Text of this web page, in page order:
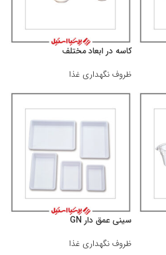
کاسه در ابعاد مختلف
ظروف نگهداری غذا
سینی عمق دار GN
ظروف نگهداری غذا